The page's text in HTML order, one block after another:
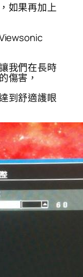
如果再加上
我們在長時
傷害，
到舒適護眼